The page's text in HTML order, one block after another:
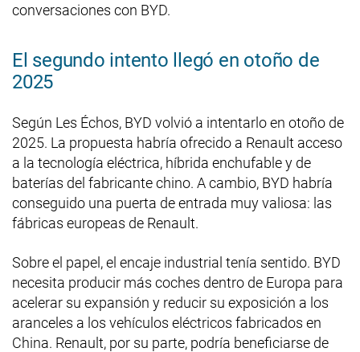
conversaciones con BYD.
El segundo intento llegó en otoño de
2025
Según Les Échos, BYD volvió a intentarlo en otoño de
2025. La propuesta habría ofrecido a Renault acceso
a la tecnología eléctrica, híbrida enchufable y de
baterías del fabricante chino. A cambio, BYD habría
conseguido una puerta de entrada muy valiosa: las
fábricas europeas de Renault.
Sobre el papel, el encaje industrial tenía sentido. BYD
necesita producir más coches dentro de Europa para
acelerar su expansión y reducir su exposición a los
aranceles a los vehículos eléctricos fabricados en
China. Renault, por su parte, podría beneficiarse de